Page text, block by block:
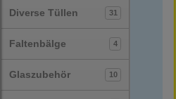
Diverse Tüllen 31
Faltenbälge 4
Glaszubehör 10